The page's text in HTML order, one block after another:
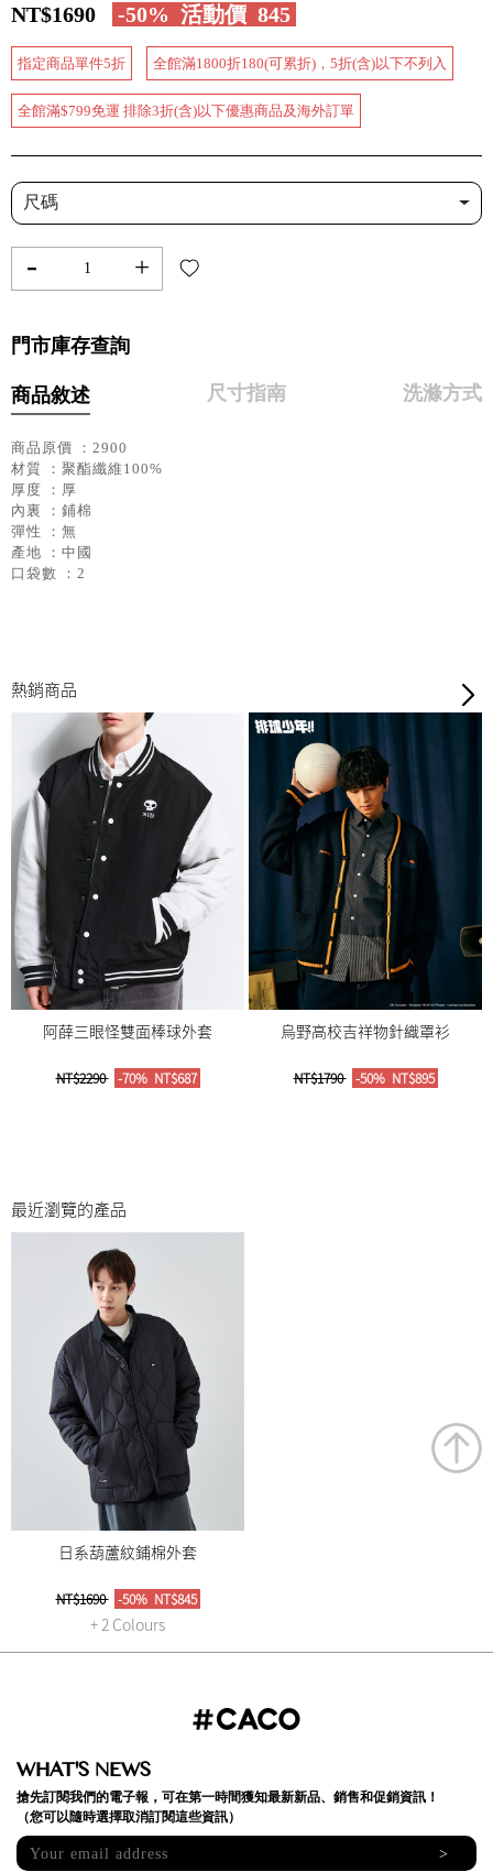
NT$1690 -50% 活動價 845
指定商品單件5折 全館滿1800折180(可累折)，5折(含)以下不列入
全館滿$799免運 排除3折(含)以下優惠商品及海外訂單
尺碼
- +
門市庫存查詢
商品敘述 尺寸指南 洗滌方式
商品原價 ：2900
材質 ：聚酯纖維100%
厚度 ：厚
內裏 ：鋪棉
彈性 ：無
產地 ：中國
口袋數 ：2
熱銷商品
阿薛三眼怪雙面棒球外套
NT$2290 -70% NT$687
烏野高校吉祥物針織罩衫
NT$1790 -50% NT$895
最近瀏覽的產品
日系葫蘆紋鋪棉外套
NT$1690 -50% NT$845
+ 2 Colours
WHAT'S NEWS
搶先訂閱我們的電子報，可在第一時間獲知最新新品、銷售和促銷資訊！
（您可以隨時選擇取消訂閱這些資訊）
>